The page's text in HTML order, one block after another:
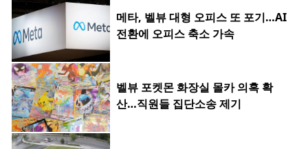
메타, 벨뷰 대형 오피스 또 포기…AI
전환에 오피스 축소 가속
벨뷰 포켓몬 화장실 몰카 의혹 확
산…직원들 집단소송 제기